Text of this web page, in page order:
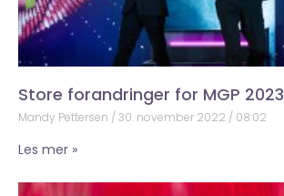
Store forandringer for MGP 2023
Mandy Pettersen 30. november 2022 08:02
Les mer »